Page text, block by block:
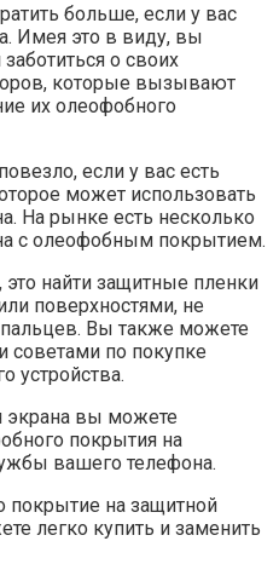
больше, если у вас
Имея это в виду, вы
о своих
которые вызывают
их олеофобного
если у вас есть
может использовать
На рынке есть несколько
с олеофобным покрытием.
найти защитные пленки
поверхностями, не
Вы также можете
советами по покупке
устройства.
вы можете
покрытия на
вашего телефона.
покрытие на защитной
легко купить и заменить